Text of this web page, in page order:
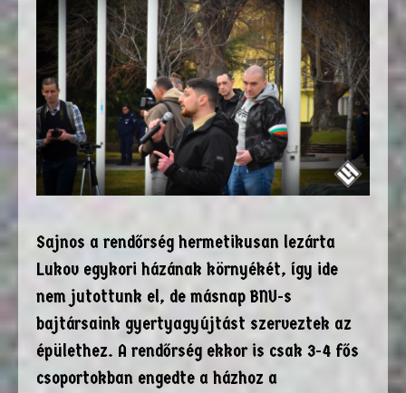
Sajnos a rendőrség hermetikusan lezárta
Lukov egykori házának környékét, így ide
nem jutottunk el, de másnap BNU-s
bajtársaink gyertyagyújtást szerveztek az
épülethez. A rendőrség ekkor is csak 3-4 fős
csoportokban engedte a házhoz a